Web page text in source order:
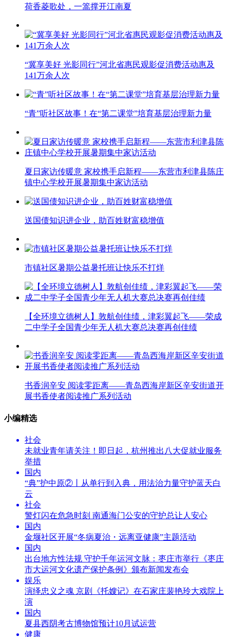
荷香菱歌处，一篙撑开江南夏
“冀享美好 光影同行”河北省惠民观影促消费活动惠及
141万余人次
“青”听社区故事！在“第二课堂”培育基层治理新力量
夏日家访传暖意 家校携手启新程——东营市利津县陈庄
镇中心学校开展暑期集中家访活动
送国债知识进企业，助百姓财富稳增值
市镇社区暑期公益暑托班让快乐不打烊
【全环境立德树人】敦航创佳绩，津彩翼起飞——荣成
二中学子全国青少年无人机大赛总决赛再创佳绩
书香润辛安 阅读零距离——青岛西海岸新区辛安街道开
展书香使者阅读推广系列活动
小编精选
社会
未就业青年请关注！即日起，杭州推出八大促就业服务
举措
国内
“典”护中原②‌丨从单行到入典，用法治力量守护蓝天白
云
社会
警灯闪在危急时刻 南通海门公安的守护总让人安心
国内
金堰社区开展“冬病夏治・远离亚健康”主题活动
国内
出台地方性法规 守护千年运河文脉：枣庄市举行《枣庄
市大运河文化遗产保护条例》颁布新闻发布会
娱乐
演绎忠义之魂 京剧《托嫂记》在石家庄裴艳玲大戏院上
演
国内
夏县西阴考古博物馆预计10月试运营
健康